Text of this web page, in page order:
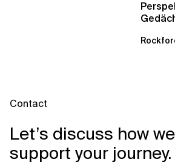
dem...
Contact
Let’s discuss how
support your journey.